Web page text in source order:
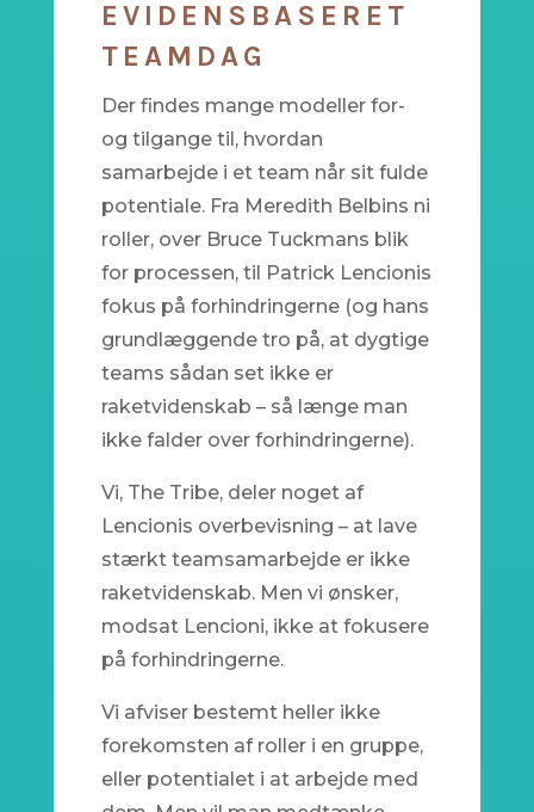
EVIDENSBASERET
TEAMDAG
Der findes mange modeller for-
og tilgange til, hvordan
samarbejde i et team når sit fulde
potentiale. Fra Meredith Belbins ni
roller, over Bruce Tuckmans blik
for processen, til Patrick Lencionis
fokus på forhindringerne (og hans
grundlæggende tro på, at dygtige
teams sådan set ikke er
raketvidenskab – så længe man
ikke falder over forhindringerne).
Vi, The Tribe, deler noget af
Lencionis overbevisning – at lave
stærkt teamsamarbejde er ikke
raketvidenskab. Men vi ønsker,
modsat Lencioni, ikke at fokusere
på forhindringerne.
Vi afviser bestemt heller ikke
forekomsten af roller i en gruppe,
eller potentialet i at arbejde med